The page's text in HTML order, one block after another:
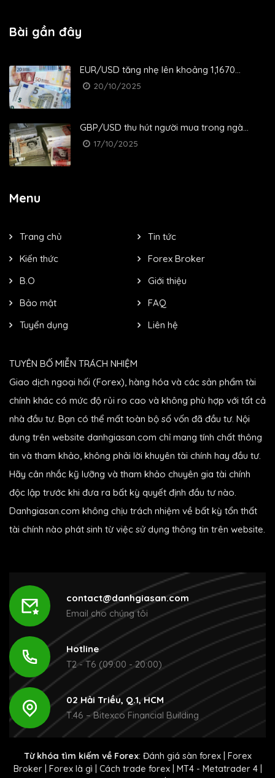
Bài gần đây
EUR/USD tăng nhẹ lên khoảng 1,1670...
20/10/2025
GBP/USD thu hút người mua trong ngà...
17/10/2025
Menu
Trang chủ
Tin tức
Kiến thức
Forex Broker
B.O
Giới thiệu
Bảo mật
FAQ
Tuyển dụng
Liên hệ
TUYÊN BỐ MIỄN TRÁCH NHIỆM
Giao dịch ngoại hối (Forex), hàng hóa và các sản phẩm tài
chính khác có mức độ rủi ro cao và không phù hợp với tất cả
nhà đầu tư. Bạn có thể mất toàn bộ số vốn đã đầu tư. Nội
dung trên website danhgiasan.com chỉ mang tính chất thông
tin và tham khảo, không phải lời khuyên tài chính hay đầu tư.
Hãy cân nhắc kỹ lưỡng và tham khảo chuyên gia tài chính
độc lập trước khi đưa ra bất kỳ quyết định đầu tư nào.
Danhgiasan.com không chịu trách nhiệm về bất kỳ tổn thất
tài chính nào phát sinh từ việc sử dụng thông tin trên website.
contact@danhgiasan.com
Email cho chúng tôi
Hotline
T2 - T6 (09:00 - 20:00)
02 Hải Triều, Q.1, HCM
T.46 – Bitexco Financial Building
Từ khóa tìm kiếm về Forex: Đánh giá sàn forex| Forex
Broker| Forex là gì Cách trade forex| MT4 - Metatrader 4|